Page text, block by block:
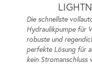
Die schnellste
Hydraulikpumpe für
robuste und
perfekte Lösung für
kein Stromanschluss